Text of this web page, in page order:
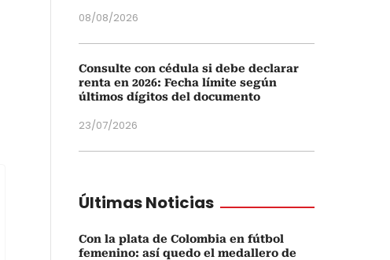
08/08/2026
Consulte con cédula si debe declarar
renta en 2026: Fecha límite según
últimos dígitos del documento
23/07/2026
Últimas Noticias
Con la plata de Colombia en fútbol
femenino: así quedo el medallero de